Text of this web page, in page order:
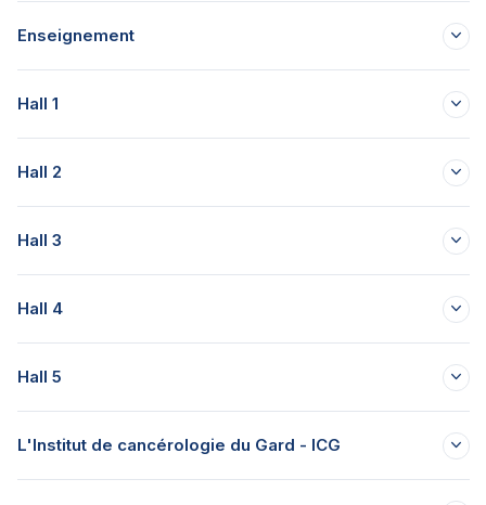
Enseignement
Hall 1
Hall 2
Hall 3
Hall 4
Hall 5
L'Institut de cancérologie du Gard - ICG